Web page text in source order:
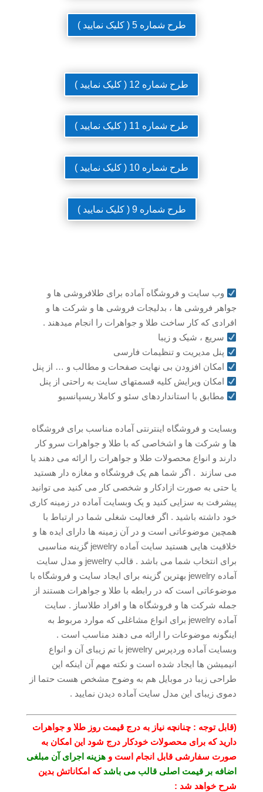
طرح شماره 5 ( کلیک نمایید )
طرح شماره 12 ( کلیک نمایید )
طرح شماره 11 ( کلیک نمایید )
طرح شماره 10 ( کلیک نمایید )
طرح شماره 9 ( کلیک نمایید )
وب سایت و فروشگاه آماده برای طلافروشی ها و
جواهر فروشی ها ، بدلیجات فروشی ها و شرکت ها و
افرادی که کار ساخت طلا و جواهرات را انجام میدهند .
سریع ، شیک و زیبا
پنل مدیریت و تنظیمات فارسی
امکان افزودن بی نهایت صفحات و مطالب و … از پنل
امکان ویرایش کلیه قسمتهای سایت به راحتی از پنل
مطابق با استانداردهای سئو و کاملا ریسپانسیو
وبسایت و فروشگاه اینترنتی آماده مناسب برای فروشگاه
ها و شرکت ها و اشخاصی که با طلا و جواهرات سرو کار
دارند و انواع محصولات طلا و جواهرات را ارائه می دهند یا
می سازند . اگر شما هم یک فروشگاه و مغازه دار هستید
یا حتی به صورت ازادکار و شخصی کار می کنید می توانید
پیشرفت به سزایی کنید و یک وبسایت آماده در زمینه کاری
خود داشته باشید . اگر فعالیت شغلی شما در ارتباط با
همچین موضوعاتی است و در آن زمینه ها دارای ایده ها و
خلاقیت هایی هستید سایت آماده jewelry گزینه مناسبی
برای انتخاب شما می باشد . قالب jewelry و مدل سایت
آماده jewelry بهترین گزینه برای ایجاد سایت و فروشگاه با
موضوعاتی است که در رابطه با طلا و جواهرات هستند از
جمله شرکت ها و فروشگاه ها و افراد طلاساز . سایت
آماده jewelry برای انواع مشاغلی که موارد مربوط به
اینگونه موضوعات را ارائه می دهند مناسب است .
وبسایت آماده وردپرس jewelry با تم زیبای آن و انواع
انیمیشن ها ایجاد شده است و نکته مهم آن اینکه این
طراحی زیبا در موبایل هم به وضوح مشخص هست حتما از
دموی زیبای این مدل سایت آماده دیدن نمایید .
(قابل توجه : چنانچه نیاز به درج قیمت روز طلا و جواهرات
دارید که برای محصولات خودکار درج شود این امکان به
صورت سفارشی قابل انجام است و هزینه اجرای آن مبلغی
اضافه بر قیمت اصلی قالب می باشد که امکاناتش بدین
شرح خواهد شد :